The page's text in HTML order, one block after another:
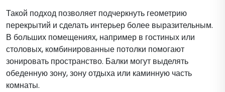
Такой подход позволяет подчеркнуть геометрию
перекрытий и сделать интерьер более выразительным.
В больших помещениях, например в гостиных или
столовых, комбинированные потолки помогают
зонировать пространство. Балки могут выделять
обеденную зону, зону отдыха или каминную часть
комнаты.